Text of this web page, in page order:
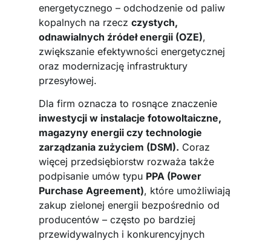
energetycznego – odchodzenie od paliw
kopalnych na rzecz czystych,
odnawialnych źródeł energii (OZE),
zwiększanie efektywności energetycznej
oraz modernizację infrastruktury
przesyłowej.
Dla firm oznacza to rosnące znaczenie
inwestycji w instalacje fotowoltaiczne,
magazyny energii czy technologie
zarządzania zużyciem (DSM). Coraz
więcej przedsiębiorstw rozważa także
podpisanie umów typu PPA (Power
Purchase Agreement), które umożliwiają
zakup zielonej energii bezpośrednio od
producentów – często po bardziej
przewidywalnych i konkurencyjnych